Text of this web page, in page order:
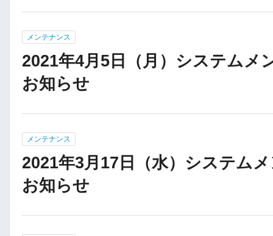
メンテナンス
2021年4月5日（月）システムメ
お知らせ
メンテナンス
2021年3月17日（水）システム
お知らせ